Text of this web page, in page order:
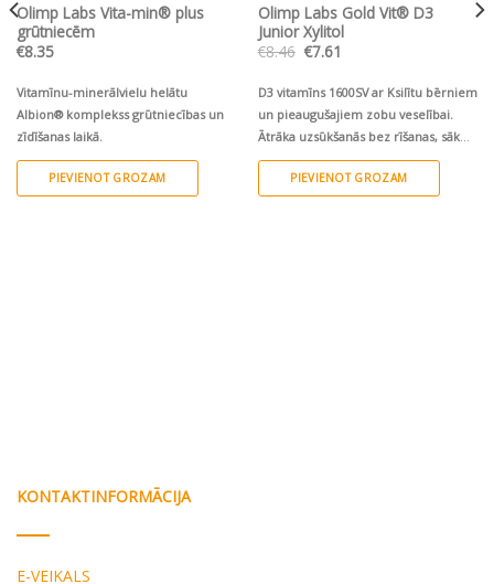
Olimp Labs Vita-min® plus
grūtniecēm
€8.35
Vitamīnu-minerālvielu helātu
Albion® komplekss grūtniecības un
zīdīšanas laikā.
PIEVIENOT GROZAM
Olimp Labs Gold Vit® D3
Junior Xylitol
€8.46 Original
price
€8.46.
€7.61
€7.61.
D3 vitamīns 1600SV ar Ksilītu bērniem
un pieaugušajiem zobu veselībai.
Ātrāka uzsūkšanās bez rīšanas, sāk
darboties jau mutes dobumā
PIEVIENOT GROZAM
KONTAKTINFORMĀCIJA
E-VEIKALS